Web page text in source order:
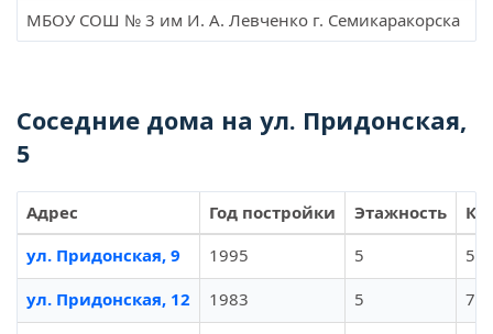
МБОУ СОШ № 3 им И. А. Левченко г. Семикаракорска
Соседние дома на ул. Придонская,
5
Адрес Год постройки Этажность
ул. Придонская, 9
1995 5
50
ул. Придонская, 12
1983 5
70